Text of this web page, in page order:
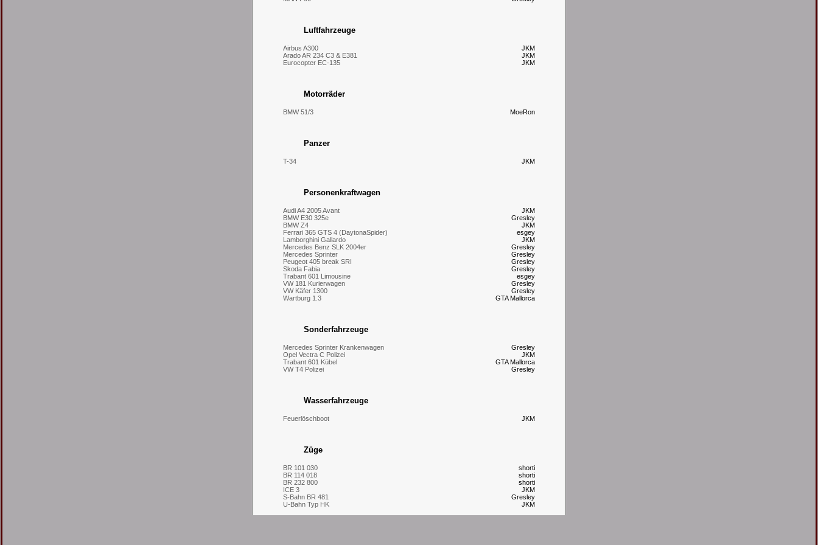
Luftfahrzeuge
JKM
Airbus A300
JKM
Arado AR 234 C3 & E381
JKM
Eurocopter EC-135
Motorräder
MoeRon
BMW 51/3
Panzer
JKM
T-34
Personenkraftwagen
JKM
Audi A4 2005 Avant
Gresley
BMW E30 325e
JKM
BMW Z4
esgey
Ferrari 365 GTS 4 (DaytonaSpider)
JKM
Lamborghini Gallardo
Gresley
Mercedes Benz SLK 2004er
Gresley
Mercedes Sprinter
Gresley
Peugeot 405 break SRI
Gresley
Skoda Fabia
esgey
Trabant 601 Limousine
Gresley
VW 181 Kurierwagen
Gresley
VW Käfer 1300
GTA Mallorca
Wartburg 1.3
Sonderfahrzeuge
Gresley
Mercedes Sprinter Krankenwagen
JKM
Opel Vectra C Polizei
GTA Mallorca
Trabant 601 Kübel
Gresley
VW T4 Polizei
Wasserfahrzeuge
JKM
Feuerlöschboot
Züge
shorti
BR 101 030
shorti
BR 114 018
shorti
BR 232 800
JKM
ICE 3
Gresley
S-Bahn BR 481
JKM
U-Bahn Typ HK